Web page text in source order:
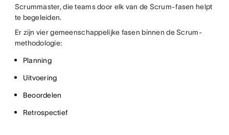
Scrummaster, die teams door elk van de Scrum-fasen helpt
te begeleiden.
Er zijn vier gemeenschappelijke fasen binnen de Scrum-
methodologie:
Planning
Uitvoering
Beoordelen
Retrospectief